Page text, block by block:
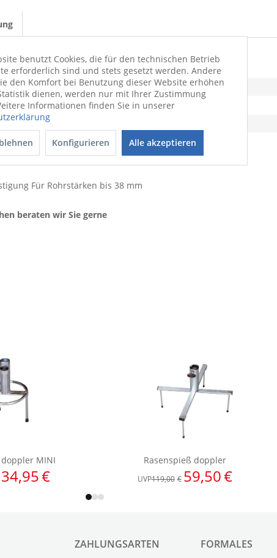
Für Rohrstärken bis 38 mm
beraten wir Sie gerne
cm
ZAHLUNGSARTEN FORMALES
benutzt Cookies, die für den technischen Betrieb
erforderlich sind und stets gesetzt werden. Andere
den Komfort bei Benutzung dieser Website erhöhen
dienen, werden nur mit Ihrer Zustimmung
Informationen finden Sie in unserer
Konfigurieren Alle akzeptieren